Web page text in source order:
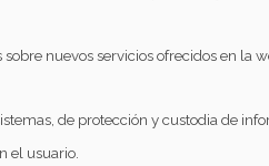
nuevos servicios ofrecidos en la
de protección y custodia de
el usuario.